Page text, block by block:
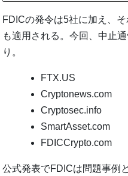
FDICの発令は5社に加え、
も適用される。今回、中止
り。
FTX.US
Cryptonews.com
Cryptosec.info
SmartAsset.com
FDICCrypto.com
公式発表でFDICは問題事例